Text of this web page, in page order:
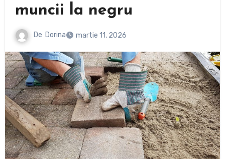
muncii la negru
De Dorina martie 11, 2026